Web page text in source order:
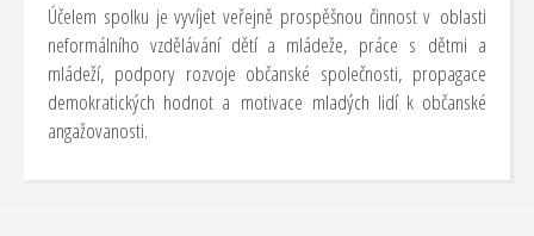
Účelem spolku je vyvíjet veřejně prospěšnou činnost v oblasti
neformálního vzdělávání dětí a mládeže, práce s dětmi a
mládeží, podpory rozvoje občanské společnosti, propagace
demokratických hodnot a motivace mladých lidí k občanské
angažovanosti.